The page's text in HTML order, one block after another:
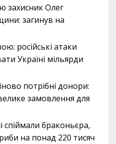
захисник Олег
загинув на
російські атаки
Україні мільярди
потрібні донори:
замовлення для
браконьєра,
на понад 220 тисяч